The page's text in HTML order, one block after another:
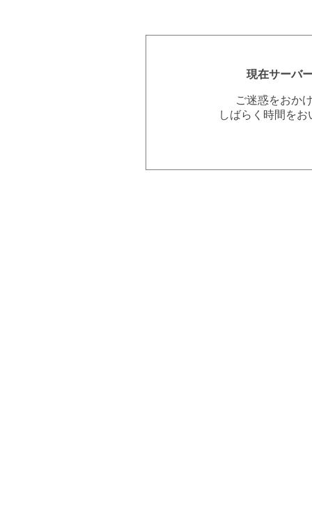
現在サーバ
ご迷惑をおか
しばらく時間を